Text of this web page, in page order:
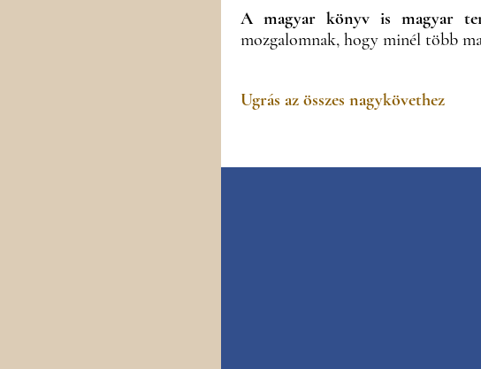
A magyar könyv is magyar
mozgalomnak, hogy minél több
Ugrás az összes nagykövethez